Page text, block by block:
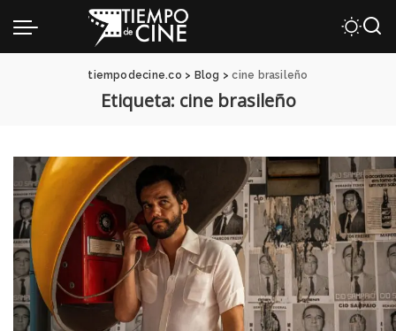
tiempodecine.co > Blog >cine brasileño
Etiqueta: cine brasileño